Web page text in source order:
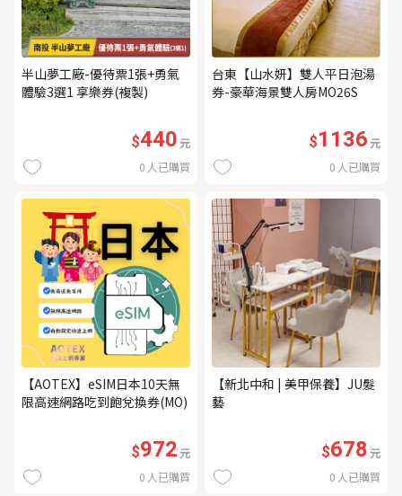
半山夢工廠-優待票1張+勇氣
體驗3選1 享樂券(複製)
$440元
0 人已購買
台東【山水妍】雙人平日泡湯
券-豪華海景雙人房MO26S
$1136元
0 人已購買
【AOTEX】eSIM日本10天無
限高速網路吃到飽兌換券(MO)
$972元
0 人已購買
【新北中和 | 美甲保養】JU髮
藝
$678元
0 人已購買